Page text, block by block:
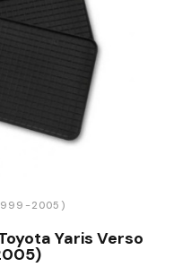
2005)
Yaris Verso